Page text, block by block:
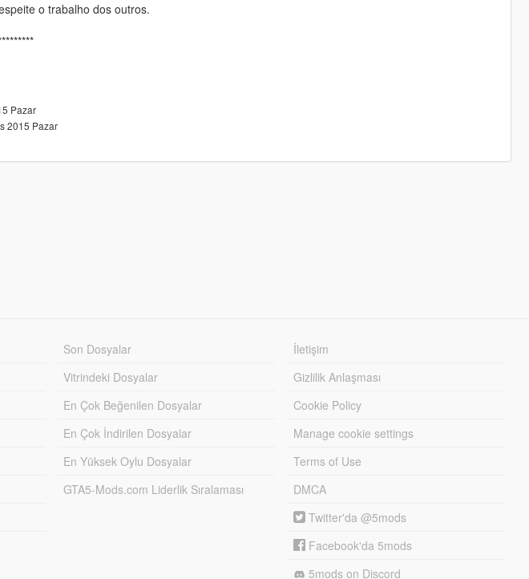
o trabalho dos outros.
Pazar
2015 Pazar
Son Dosyalar
Vitrindeki Dosyalar
En Çok Beğenilen Dosyalar
En Çok İndirilen Dosyalar
En Yüksek Oylu Dosyalar
GTA5-Mods.com Liderlik Sıralaması
İletişim
Gizlilik Anlaşması
Cookie Policy
Manage cookie settings
Terms of Use
DMCA
Twitter'da @5mods
Facebook'da 5mods
5mods on Discord